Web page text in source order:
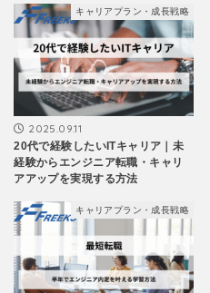
キャリアプラン・成長戦略
2025.09.11
20代で経験したいITキャリア｜未
経験からエンジニア転職・キャリ
アアップを実現する方法
キャリアプラン・成長戦略